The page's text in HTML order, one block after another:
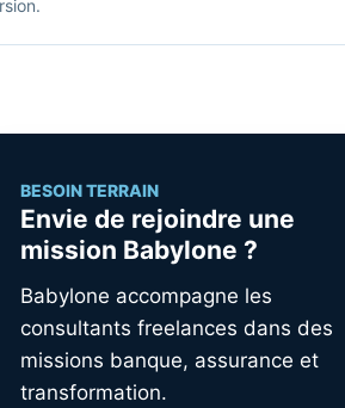
BESOIN TERRAIN
Envie de rejoindre une
mission Babylone ?
Babylone accompagne les
consultants freelances dans des
missions banque, assurance et
transformation.